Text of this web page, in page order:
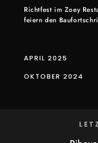
Richtfest im Zoey
feiern den
APRIL 2025
OKTOBER 2024